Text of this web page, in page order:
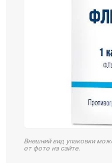
Внешний вид упаковки
от фото на сайте.